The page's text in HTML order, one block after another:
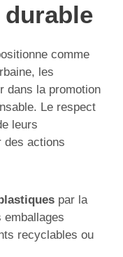
comme
les
dans la promotion
Le respect
leurs
des actions
par la
recyclables ou